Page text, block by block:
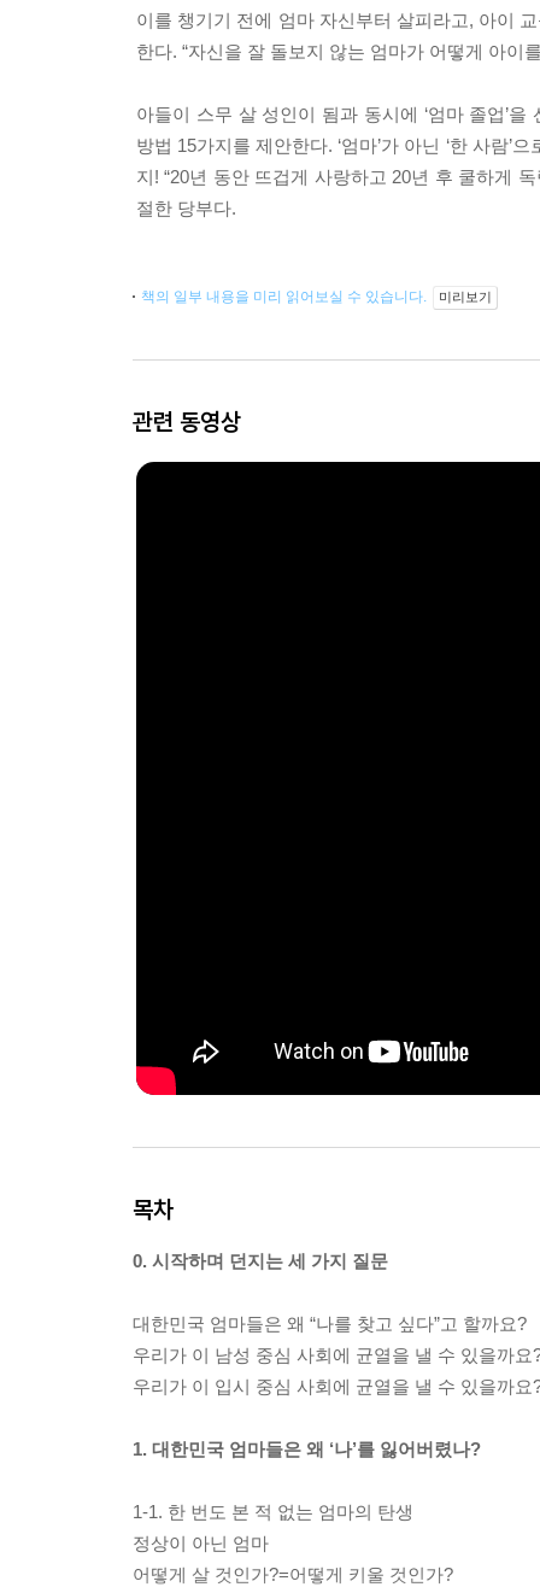
이를 챙기기 전에 엄마 자신부터 살피라고, 아이
한다. “자신을 잘 돌보지 않는 엄마가 어떻게 아이
아들이 스무 살 성인이 됨과 동시에 ‘엄마 졸업’
방법 15가지를 제안한다. ‘엄마’가 아닌 ‘한 사람’
지! “20년 동안 뜨겁게 사랑하고 20년 후 쿨하게
절한 당부다.
책의 일부 내용을 미리 읽어보실 수 있습니다. 미리보기
관련 동영상
목차
0. 시작하며 던지는 세 가지 질문
대한민국 엄마들은 왜 “나를 찾고 싶다”고 할까요?
우리가 이 남성 중심 사회에 균열을 낼 수 있을까요
우리가 이 입시 중심 사회에 균열을 낼 수 있을까요
1. 대한민국 엄마들은 왜 ‘나’를 잃어버렸나?
1-1. 한 번도 본 적 없는 엄마의 탄생
정상이 아닌 엄마
어떻게 살 것인가?=어떻게 키울 것인가?